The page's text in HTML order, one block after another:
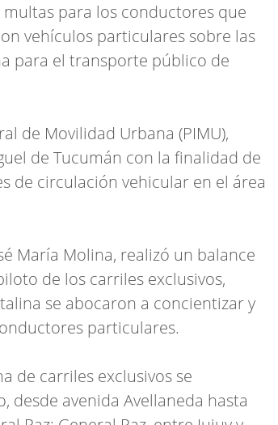
para los conductores que
vehículos particulares sobre las
para el transporte público de
de Movilidad Urbana (PIMU),
de Tucumán con la finalidad de
de circulación vehicular en el área
María Molina, realizó un balance
de los carriles exclusivos,
se abocaron a concientizar y
particulares.
de carriles exclusivos se
desde avenida Avellaneda hasta